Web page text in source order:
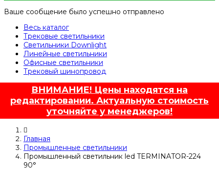
Ваше сообщение было успешно отправлено
Весь каталог
Трековые светильники
Светильники Downlight
Линейные светильники
Офисные светильники
Трековый шинопровод
ВНИМАНИЕ! Цены находятся на
редактировании. Актуальную стоимость
уточняйте у менеджеров!
Главная
Промышленные светильники
Промышленный светильник led TERMINATOR-224
90°